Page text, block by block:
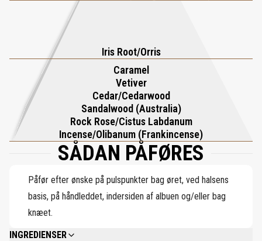
Iris Root/Orris
Caramel
Vetiver
Cedar/Cedarwood
Sandalwood (Australia)
Rock Rose/Cistus Labdanum
Incense/Olibanum (Frankincense)
SÅDAN PÅFØRES
Påfør efter ønske på pulspunkter bag øret, ved halsens
basis, på håndleddet, indersiden af albuen og/eller bag
knæet.
INGREDIENSER